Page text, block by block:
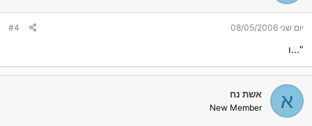
יום שני 08/05/2006 #4
"...ו
א אשת נח
New Member